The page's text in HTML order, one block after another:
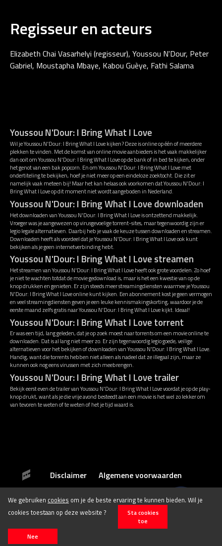
Regisseur en acteurs
Elizabeth Chai Vasarhelyi (regisseur), Youssou N'Dour, Peter
Gabriel, Moustapha Mbaye, Kabou Guèye, Fathi Salama
Youssou N'Dour: I Bring What I Love
Wil je Youssou N'Dour: I Bring What I Love kijken? Deze is online op één of meerdere
plekken te vinden. Met de komst van online movie aanbieders is het vaak makkelijker
dan ooit om Youssou N'Dour: I Bring What I Love op de bank of in bed te kijken, onder
het genot van een bak popcorn. En om Youssou N'Dour: I Bring What I Love met
ondertiteling te bekijken, hoef je niet meer op een eindeloze zoektocht. Die zit er
namelijk vaak meteen bij! Maar het kan helaas ook voorkomen dat Youssou N'Dour: I
Bring What I Love op dit moment niet wordt aangeboden in Nederland.
Youssou N'Dour: I Bring What I Love downloaden
Het downloaden van Youssou N'Dour: I Bring What I Love is ontzettend makkelijk.
Vroeger was je aangewezen op virusgevoelige torrent-sites, maar tegenwoordig zijn er
legio legale alternatieven. Daarbij heb je vaak de keuze tussen downloaden en streamen.
Downloaden heeft als voordeel dat je Youssou N'Dour: I Bring What I Love ook kunt
bekijken als je geen internetverbinding hebt.
Youssou N'Dour: I Bring What I Love streamen
Het streamen van Youssou N'Dour: I Bring What I Love heeft ook grote voordelen. Zo hoef
je niet te wachten totdat de movie gedownload is, maar is het een kwestie van op de
knop drukken en genieten. Er zijn steeds meer streamingdiensten waarmee je Youssou
N'Dour: I Bring What I Love online kunt kijken. Een abonnement kost je geen vermogen
en veel streamingdiensten geven je een leuke kennismakingskorting, waardoor je de
eerste maand zelfs gratis naar Youssou N'Dour: I Bring What I Love kijkt. Ideaal!
Youssou N'Dour: I Bring What I Love torrent
Er was een tijd, lang geleden, dat je op zoek moest naar torrents om een movie online te
downloaden. Dat is al lang niet meer zo. Er zijn tegenwoordig legio goede, veilige
alternatieven voor het bekijken of downloaden van Youssou N'Dour: I Bring What I Love.
Handig, want die torrents hebben niet alleen als nadeel dat ze illegaal zijn, maar ze
kunnen ook nog eens virussen met zich meebrengen.
Youssou N'Dour: I Bring What I Love trailer
Bekijk eerst even de trailer van Youssou N'Dour: I Bring What I Love voordat je op de play-
knop drukt, want als je die vrije avond besteedt aan een movie is het wel zo lekker om
van tevoren te weten of te weten of het je tijd waard is.
We gebruiken cookies om je de beste ervaring te kunnen bieden. Wil je
cookies toestaan op deze website ?
Sta cookies
toe
Nee
Disclaimer Algemene voorwaarden
© 2026 Stichting Film.nl All rights reserved.